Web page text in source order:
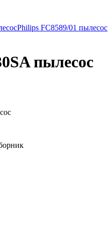
Philips FC8589/01 пылесос
пылесос